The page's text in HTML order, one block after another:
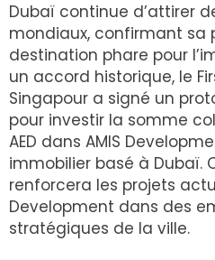
Dubaï continue d’attirer
mondiaux, confirmant sa
destination phare pour
un accord historique, le
Singapour a signé un
pour investir la somme
AED dans AMIS
immobilier basé à Dubaï.
renforcera les projets
Development dans des
stratégiques de la ville.